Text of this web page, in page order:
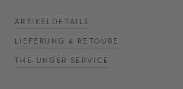
ARTIKELDETAILS
LIEFERUNG & RETOURE
THE UNGER SERVICE